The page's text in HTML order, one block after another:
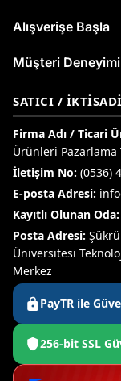
Alışverişe Başla
Müşteri Deneyimi
SATICI /
Firma Adı / Ticari
Ürünleri
İletişim No: (0536)
E-posta Adresi:
Kayıtlı Olunan Oda:
Posta Adresi:
Üniversitesi
Merkez
PayTR ile
256-bit SSL